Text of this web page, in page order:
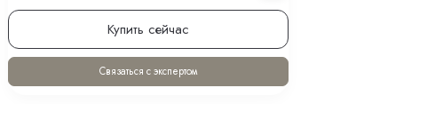
Купить сейчас
Связаться с экспертом